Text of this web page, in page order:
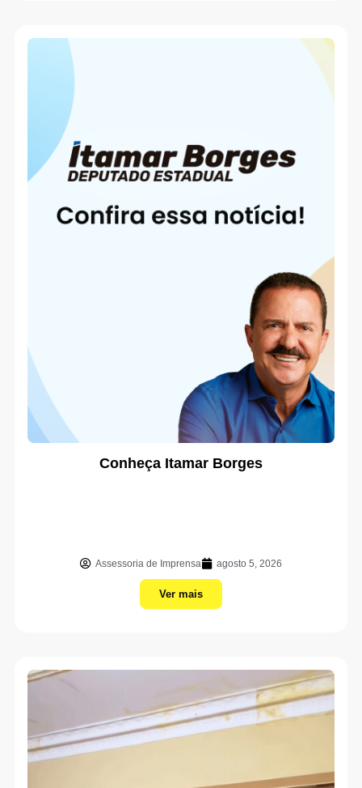
Conheça Itamar Borges
Assessoria de Imprensa agosto 5, 2026
Ver mais